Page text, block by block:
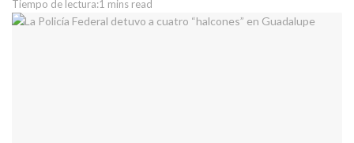
Tiempo de lectura:1 mins read